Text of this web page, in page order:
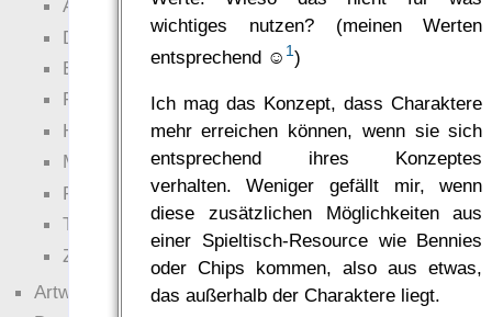
wichtiges nutzen? (meinen Werten
entsprechend ☺ 1)
Ich mag das Konzept, dass Charaktere
mehr erreichen können, wenn sie sich
entsprechend ihres Konzeptes
verhalten. Weniger gefällt mir, wenn
diese zusätzlichen Möglichkeiten aus
einer Spieltisch-Resource wie Bennies
oder Chips kommen, also aus etwas,
das außerhalb der Charaktere liegt.
Ante Portas
Die neuen Lande
EWS-X
Freihändler
Hinter der Welt
Magie
RaumZeit
Technophob
Zettel-RPG
Artwork